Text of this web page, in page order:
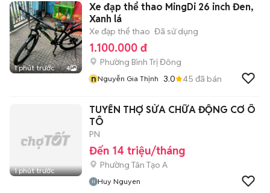
1 phút trước 4
Xe đạp thể thao MingDi 26 inch Đen,
Xanh lá
Xe đạp thể thao Đã sử dụng
1.100.000 đ
Phường Bình Trị Đông
nNguyễn Gia Thịnh 3.0 45 đã bán
1 phút trước
TUYỂN THỢ SỬA CHỮA ĐỘNG CƠ Ô
TÔ
PN
Đến 14 triệu/tháng
Phường Tân Tạo A
Huy Nguyen